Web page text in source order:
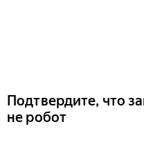
Подтвердите, что
не робот